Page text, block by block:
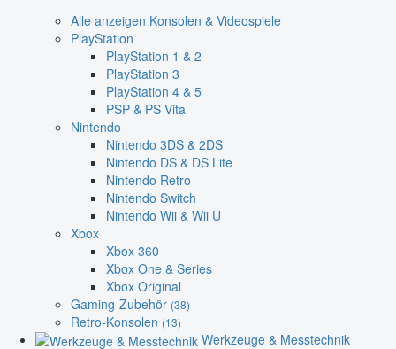
Alle anzeigen Konsolen & Videospiele
PlayStation
PlayStation 1 & 2
PlayStation 3
PlayStation 4 & 5
PSP & PS Vita
Nintendo
Nintendo 3DS & 2DS
Nintendo DS & DS Lite
Nintendo Retro
Nintendo Switch
Nintendo Wii & Wii U
Xbox
Xbox 360
Xbox One & Series
Xbox Original
Gaming-Zubehör (38)
Retro-Konsolen (13)
Werkzeuge & Messtechnik